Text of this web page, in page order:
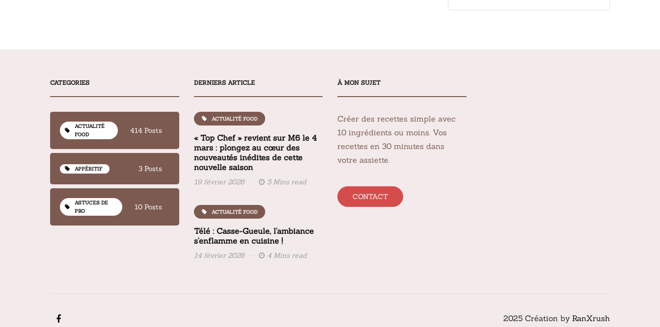
CATEGORIES
ACTUALITÉ
FOOD
414 Posts
APPÉRITIF 3 Posts
ASTUCES DE
PRO
10 Posts
DERNIERS ARTICLE
ACTUALITÉ FOOD
« Top Chef » revient sur M6 le 4
mars : plongez au cœur des
nouveautés inédites de cette
nouvelle saison
19 février 2026 5 Mins read
ACTUALITÉ FOOD
Télé : Casse-Gueule, l'ambiance
s'enflamme en cuisine !
14 février 2026 4 Mins read
À MON SUJET
Créer des recettes simple avec
10 ingrédients ou moins. Vos
recettes en 30 minutes dans
votre assiette.
CONTACT
2025 Création by RanXrush